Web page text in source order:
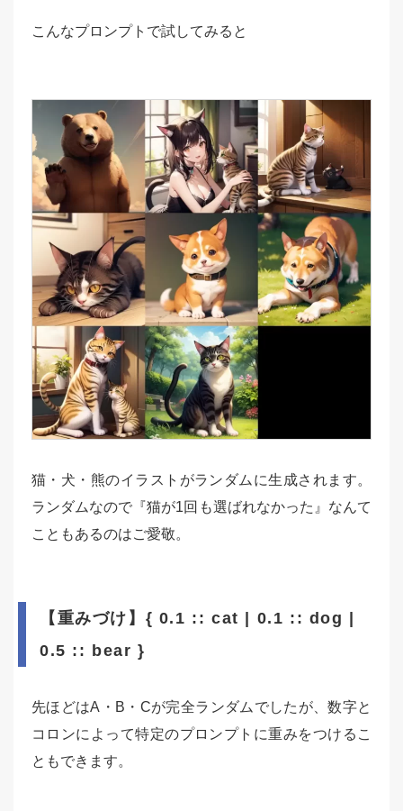
こんなプロンプトで試してみると
猫・犬・熊のイラストがランダムに生成されます。
ランダムなので『猫が1回も選ばれなかった』なんて
こともあるのはご愛敬。
【重みづけ】{ 0.1 :: cat | 0.1 :: dog |
0.5 :: bear }
先ほどはA・B・Cが完全ランダムでしたが、数字と
コロンによって特定のプロンプトに重みをつけるこ
ともできます。